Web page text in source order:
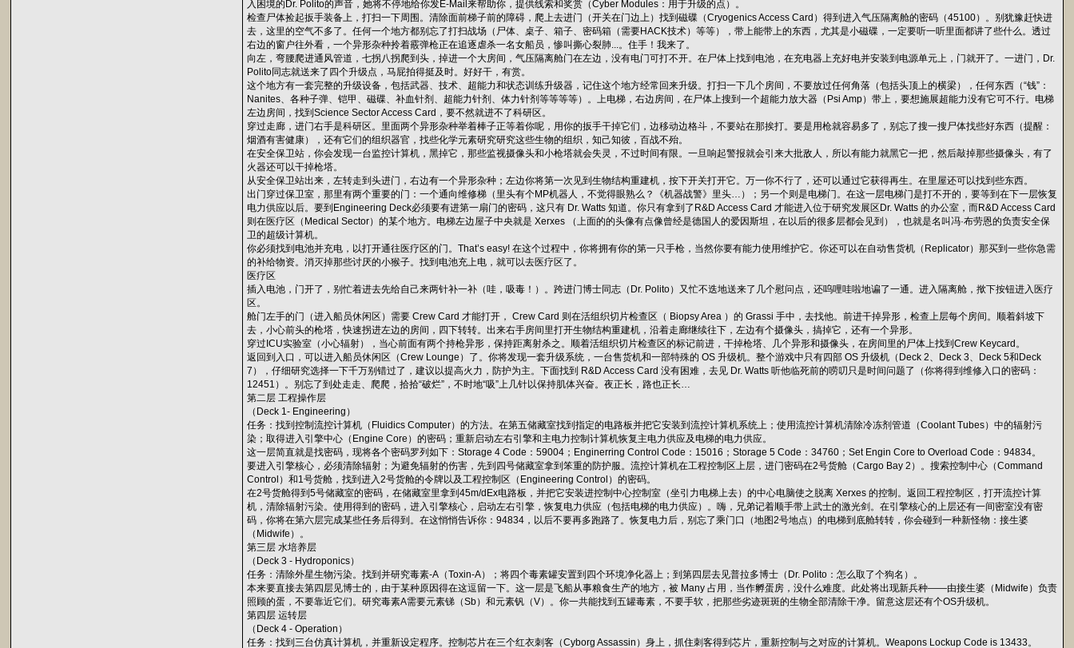
入困境的Dr. Polito的声音，她将不停地给你发E-Mail来帮助你，提供线索和奖赏（Cyber Modules：用于升级的点）。
检查尸体捡起扳手装备上，打扫一下周围。清除面前梯子前的障碍，爬上去进门（开关在门边上）找到磁碟（Cryogenics Access Card）得到进入气压隔离舱的密码（45100）。别犹豫赶快进
去，这里的空气不多了。任何一个地方都别忘了打扫战场（尸体、桌子、箱子、密码箱（需要HACK技术）等等），带上能带上的东西，尤其是小磁碟，一定要听一听里面都讲了些什么。透过
右边的窗户往外看，一个异形杂种拎着霰弹枪正在追逐虐杀一名女船员，惨叫撕心裂肺...。住手！我来了。
向左，弯腰爬进通风管道，七拐八拐爬到头，掉进一个大房间，气压隔离舱门在左边，没有电门可打不开。在尸体上找到电池，在充电器上充好电并安装到电源单元上，门就开了。一进门，Dr.
Polito同志就送来了四个升级点，马屁拍得挺及时。好好干，有赏。
这个地方有一套完整的升级设备，包括武器、技术、超能力和状态训练升级器，记住这个地方经常回来升级。打扫一下几个房间，不要放过任何角落（包括头顶上的横梁），任何东西（“钱”：
Nanites、各种子弹、铠甲、磁碟、补血针剂、超能力针剂、体力针剂等等等等）。上电梯，右边房间，在尸体上搜到一个超能力放大器（Psi Amp）带上，要想施展超能力没有它可不行。电梯
左边房间，找到Science Sector Access Card，要不然就进不了科研区。
穿过走廊，进门右手是科研区。里面两个异形杂种举着棒子正等着你呢，用你的扳手干掉它们，边移动边格斗，不要站在那挨打。要是用枪就容易多了，别忘了搜一搜尸体找些好东西（提醒：
烟酒有害健康），还有它们的组织器官，找些化学元素研究研究这些生物的组织，知己知彼，百战不殆。
在安全保卫站，你会发现一台监控计算机，黑掉它，那些监视摄像头和小枪塔就会失灵，不过时间有限。一旦响起警报就会引来大批敌人，所以有能力就黑它一把，然后敲掉那些摄像头，有了
火器还可以干掉枪塔。
从安全保卫站出来，左转走到头进门，右边有一个异形杂种；左边你将第一次见到生物结构重建机，按下开关打开它。万一你不行了，还可以通过它获得再生。在里屋还可以找到些东西。
出门穿过保卫室，那里有两个重要的门：一个通向维修梯（里头有个MP机器人，不觉得眼熟么？《机器战警》里头…）；另一个则是电梯门。在这一层电梯门是打不开的，要等到在下一层恢复
电力供应以后。要到Engineering Deck必须要有进第一扇门的密码，这只有 Dr. Watts 知道。你只有拿到了R&D Access Card 才能进入位于研究发展区Dr. Watts 的办公室，而R&D Access Card
则在医疗区（Medical Sector）的某个地方。电梯左边屋子中央就是 Xerxes （上面的的头像有点像曾经是德国人的爱因斯坦，在以后的很多层都会见到），也就是名叫冯·布劳恩的负责安全保
卫的超级计算机。
你必须找到电池并充电，以打开通往医疗区的门。That’s easy! 在这个过程中，你将拥有你的第一只手枪，当然你要有能力使用维护它。你还可以在自动售货机（Replicator）那买到一些你急需
的补给物资。消灭掉那些讨厌的小猴子。找到电池充上电，就可以去医疗区了。
医疗区
插入电池，门开了，别忙着进去先给自己来两针补一补（哇，吸毒！）。跨进门博士同志（Dr. Polito）又忙不迭地送来了几个慰问点，还呜哩哇啦地谝了一通。进入隔离舱，揿下按钮进入医疗
区。
舱门左手的门（进入船员休闲区）需要 Crew Card 才能打开， Crew Card 则在活组织切片检查区（ Biopsy Area ）的 Grassi 手中，去找他。前进干掉异形，检查上层每个房间。顺着斜坡下
去，小心前头的枪塔，快速拐进左边的房间，四下转转。出来右手房间里打开生物结构重建机，沿着走廊继续往下，左边有个摄像头，搞掉它，还有一个异形。
穿过ICU实验室（小心辐射），当心前面有两个持枪异形，保持距离射杀之。顺着活组织切片检查区的标记前进，干掉枪塔、几个异形和摄像头，在房间里的尸体上找到Crew Keycard。
返回到入口，可以进入船员休闲区（Crew Lounge）了。你将发现一套升级系统，一台售货机和一部特殊的 OS 升级机。整个游戏中只有四部 OS 升级机（Deck 2、Deck 3、Deck 5和Deck
7），仔细研究选择一下千万别错过了，建议以提高火力，防护为主。下面找到 R&D Access Card 没有困难，去见 Dr. Watts 听他临死前的唠叨只是时间问题了（你将得到维修入口的密码：
12451）。别忘了到处走走、爬爬，拾拾“破烂”，不时地“吸”上几针以保持肌体兴奋。夜正长，路也正长…
第二层 工程操作层
（Deck 1- Engineering）
任务：找到控制流控计算机（Fluidics Computer）的方法。在第五储藏室找到指定的电路板并把它安装到流控计算机系统上；使用流控计算机清除冷冻剂管道（Coolant Tubes）中的辐射污
染；取得进入引擎中心（Engine Core）的密码；重新启动左右引擎和主电力控制计算机恢复主电力供应及电梯的电力供应。
这一层简直就是找密码，现将各个密码罗列如下：Storage 4 Code：59004；Enginerring Control Code：15016；Storage 5 Code：34760；Set Engin Core to Overload Code：94834。
要进入引擎核心，必须清除辐射；为避免辐射的伤害，先到四号储藏室拿到笨重的防护服。流控计算机在工程控制区上层，进门密码在2号货舱（Cargo Bay 2）。搜索控制中心（Command
Control）和1号货舱，找到进入2号货舱的令牌以及工程控制区（Engineering Control）的密码。
在2号货舱得到5号储藏室的密码，在储藏室里拿到45m/dEx电路板，并把它安装进控制中心控制室（坐引力电梯上去）的中心电脑使之脱离 Xerxes 的控制。返回工程控制区，打开流控计算
机，清除辐射污染。使用得到的密码，进入引擎核心，启动左右引擎，恢复电力供应（包括电梯的电力供应）。嗨，兄弟记着顺手带上武士的激光剑。在引擎核心的上层还有一间密室没有密
码，你将在第六层完成某些任务后得到。在这悄悄告诉你：94834，以后不要再多跑路了。恢复电力后，别忘了乘门口（地图2号地点）的电梯到底舱转转，你会碰到一种新怪物：接生婆
（Midwife）。
第三层 水培养层
（Deck 3 - Hydroponics）
任务：清除外星生物污染。找到并研究毒素-A（Toxin-A）；将四个毒素罐安置到四个环境净化器上；到第四层去见普拉多博士（Dr. Polito：怎么取了个狗名）。
本来要直接去第四层见博士的，由于某种原因得在这逗留一下。这一层是飞船从事粮食生产的地方，被 Many 占用，当作孵蛋房，没什么难度。此处将出现新兵种——由接生婆（Midwife）负责
照顾的蛋，不要靠近它们。研究毒素A需要元素锑（Sb）和元素钒（V）。你一共能找到五罐毒素，不要手软，把那些劣迹斑斑的生物全部清除干净。留意这层还有个OS升级机。
第四层 运转层
（Deck 4 - Operation）
任务：找到三台仿真计算机，并重新设定程序。控制芯片在三个红衣刺客（Cyborg Assassin）身上，抓住刺客得到芯片，重新控制与之对应的计算机。Weapons Lockup Code is 13433。